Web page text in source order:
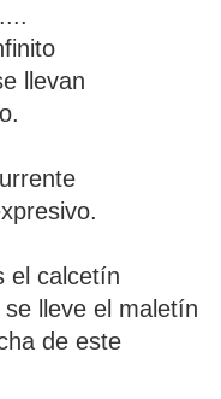
llevan
el calcetín
lleve el maletín
de este